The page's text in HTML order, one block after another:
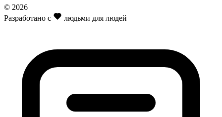
© 2026
Разработано с
людьми для людей